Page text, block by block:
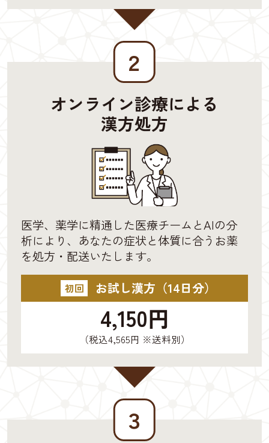
２
オンライン診療による
漢方処方
医学、薬学に精通した医療チームとAIの分
析により、あなたの症状と体質に合うお薬
を処方・配送いたします。
初回 お試し漢方（14日分）
4,150円
（税込4,565円 ※送料別）
３